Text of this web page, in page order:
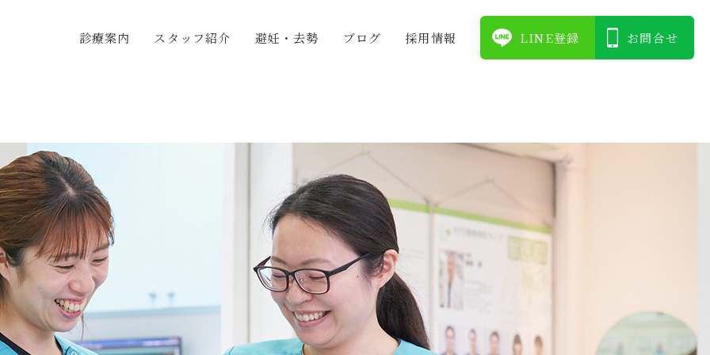
診療案内 スタッフ紹介 避妊・去勢 ブログ 採⽤情報 LINE登録 お問合せ